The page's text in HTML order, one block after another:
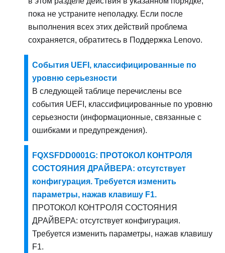
пока не устраните неполадку. Если после
выполнения всех этих действий проблема
сохраняется, обратитесь в Поддержка Lenovo.
События UEFI, классифицированные по
уровню серьезности
В следующей таблице перечислены все
события UEFI, классифицированные по уровню
серьезности (информационные, связанные с
ошибками и предупреждения).
FQXSFDD0001G: ПРОТОКОЛ КОНТРОЛЯ
СОСТОЯНИЯ ДРАЙВЕРА: отсутствует
конфигурация. Требуется изменить
параметры, нажав клавишу F1.
ПРОТОКОЛ КОНТРОЛЯ СОСТОЯНИЯ
ДРАЙВЕРА: отсутствует конфигурация.
Требуется изменить параметры, нажав клавишу
F1.